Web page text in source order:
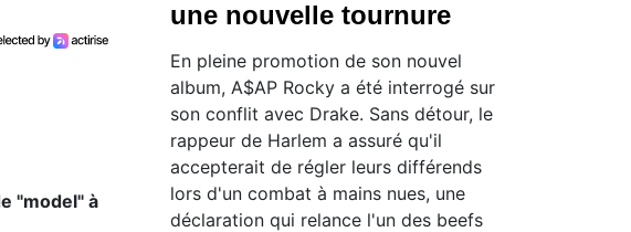
"model" à
une nouvelle tournure
En pleine promotion de son nouvel
album, A$AP Rocky a été interrogé sur
son conflit avec Drake. Sans détour, le
rappeur de Harlem a assuré qu'il
accepterait de régler leurs différends
lors d'un combat à mains nues, une
déclaration qui relance l'un des beefs